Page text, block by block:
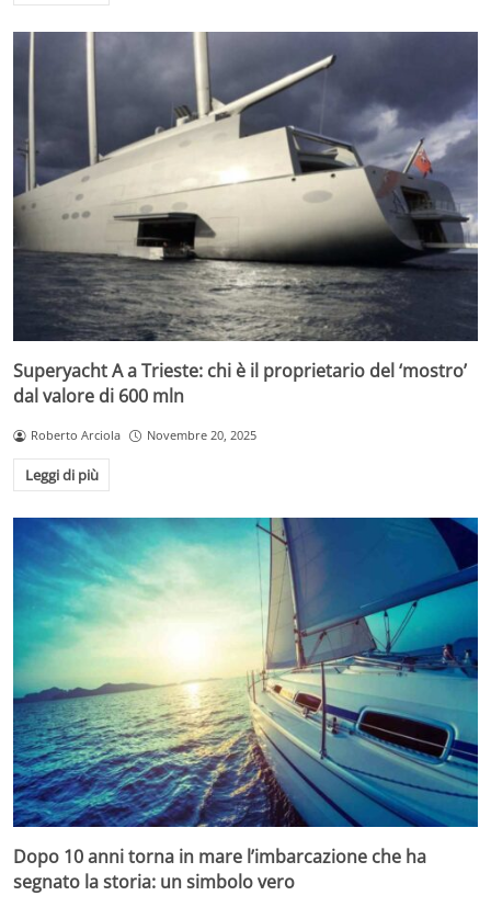
Superyacht A a Trieste: chi è il proprietario del ‘mostro’
dal valore di 600 mln
Roberto Arciola Novembre 20, 2025
Leggi di più
Dopo 10 anni torna in mare l’imbarcazione che ha
segnato la storia: un simbolo vero